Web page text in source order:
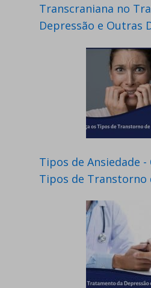
Transcraniana no
Depressão e Outras
Tipos de Ansiedade -
Tipos de Transtorno